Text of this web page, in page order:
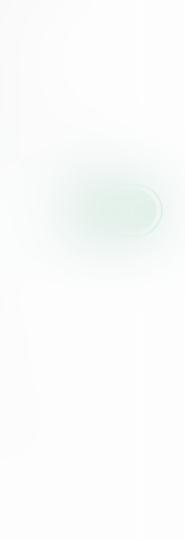
your
FROM HAIFA